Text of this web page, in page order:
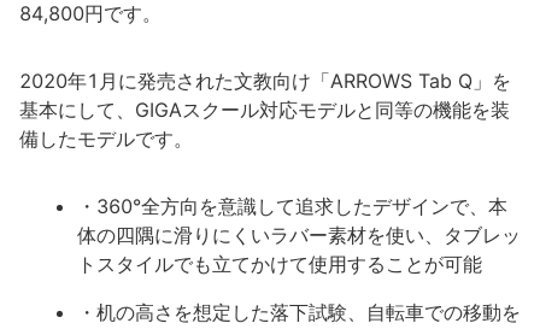
84,800円です。
2020年1月に発売された文教向け「ARROWS Tab Q」を
基本にして、GIGAスクール対応モデルと同等の機能を装
備したモデルです。
・360°全方向を意識して追求したデザインで、本
体の四隅に滑りにくいラバー素材を使い、タブレッ
トスタイルでも立てかけて使用することが可能
・机の高さを想定した落下試験、自転車での移動を